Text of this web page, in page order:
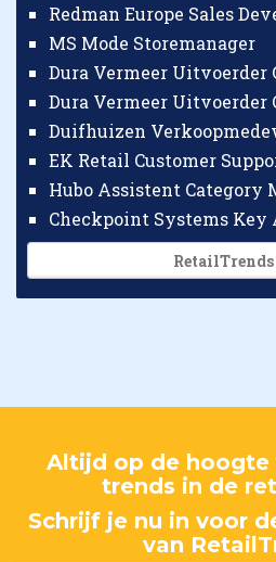
Redman Europe Sales
MS Mode Storemanager
Dura Vermeer Uitvoerder
Dura Vermeer Uitvoerder
Duifhuizen
EK Retail Customer
Hubo Assistent Category
RetailTrends
Altijd op de hoogte
trends in de
Schrijf je nu in voor
van